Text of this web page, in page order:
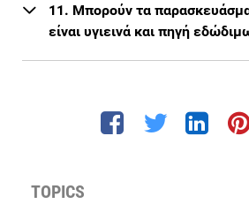
11. Μπορούν τα
είναι υγιεινά και πηγή
TOPICS